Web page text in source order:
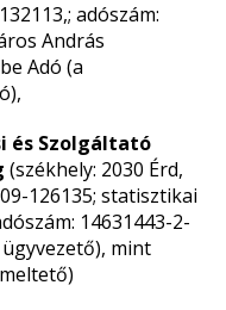
adószám:
András
Adó (a
és Szolgáltató
(székhely: 2030 Érd,
126135; statisztikai
14631443-2-
mint